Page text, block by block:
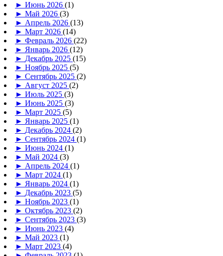
► Июнь 2026 (1)
► Май 2026 (3)
► Апрель 2026 (13)
► Март 2026 (14)
► Февраль 2026 (22)
► Январь 2026 (12)
► Декабрь 2025 (15)
► Ноябрь 2025 (5)
► Сентябрь 2025 (2)
► Август 2025 (2)
► Июль 2025 (3)
► Июнь 2025 (3)
► Март 2025 (5)
► Январь 2025 (1)
► Декабрь 2024 (2)
► Сентябрь 2024 (1)
► Июнь 2024 (1)
► Май 2024 (3)
► Апрель 2024 (1)
► Март 2024 (1)
► Январь 2024 (1)
► Декабрь 2023 (5)
► Ноябрь 2023 (1)
► Октябрь 2023 (2)
► Сентябрь 2023 (3)
► Июнь 2023 (4)
► Май 2023 (1)
► Март 2023 (4)